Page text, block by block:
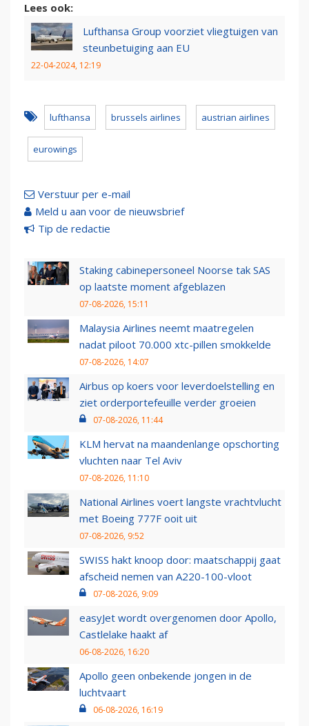
Lees ook:
Lufthansa Group voorziet vliegtuigen van
steunbetuiging aan EU
22-04-2024, 12:19
lufthansa brussels airlines austrian airlines
eurowings
Verstuur per e-mail
Meld u aan voor de nieuwsbrief
Tip de redactie
Staking cabinepersoneel Noorse tak SAS
op laatste moment afgeblazen
07-08-2026, 15:11
Malaysia Airlines neemt maatregelen
nadat piloot 70.000 xtc-pillen smokkelde
07-08-2026, 14:07
Airbus op koers voor leverdoelstelling en
ziet orderportefeuille verder groeien
07-08-2026, 11:44
KLM hervat na maandenlange opschorting
vluchten naar Tel Aviv
07-08-2026, 11:10
National Airlines voert langste vrachtvlucht
met Boeing 777F ooit uit
07-08-2026, 9:52
SWISS hakt knoop door: maatschappij gaat
afscheid nemen van A220-100-vloot
07-08-2026, 9:09
easyJet wordt overgenomen door Apollo,
Castlelake haakt af
06-08-2026, 16:20
Apollo geen onbekende jongen in de
luchtvaart
06-08-2026, 16:19